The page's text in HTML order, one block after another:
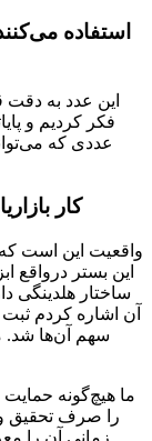
این عدد به
فکر کردیم و
کار
واقعیت این است که
این بستر درواقع
ساختار هلدینگی
آن اشاره کردم
سهم آن‌ها شد.
ما هیچ‌گونه
را صرف تحقیق و
زمانی آن را